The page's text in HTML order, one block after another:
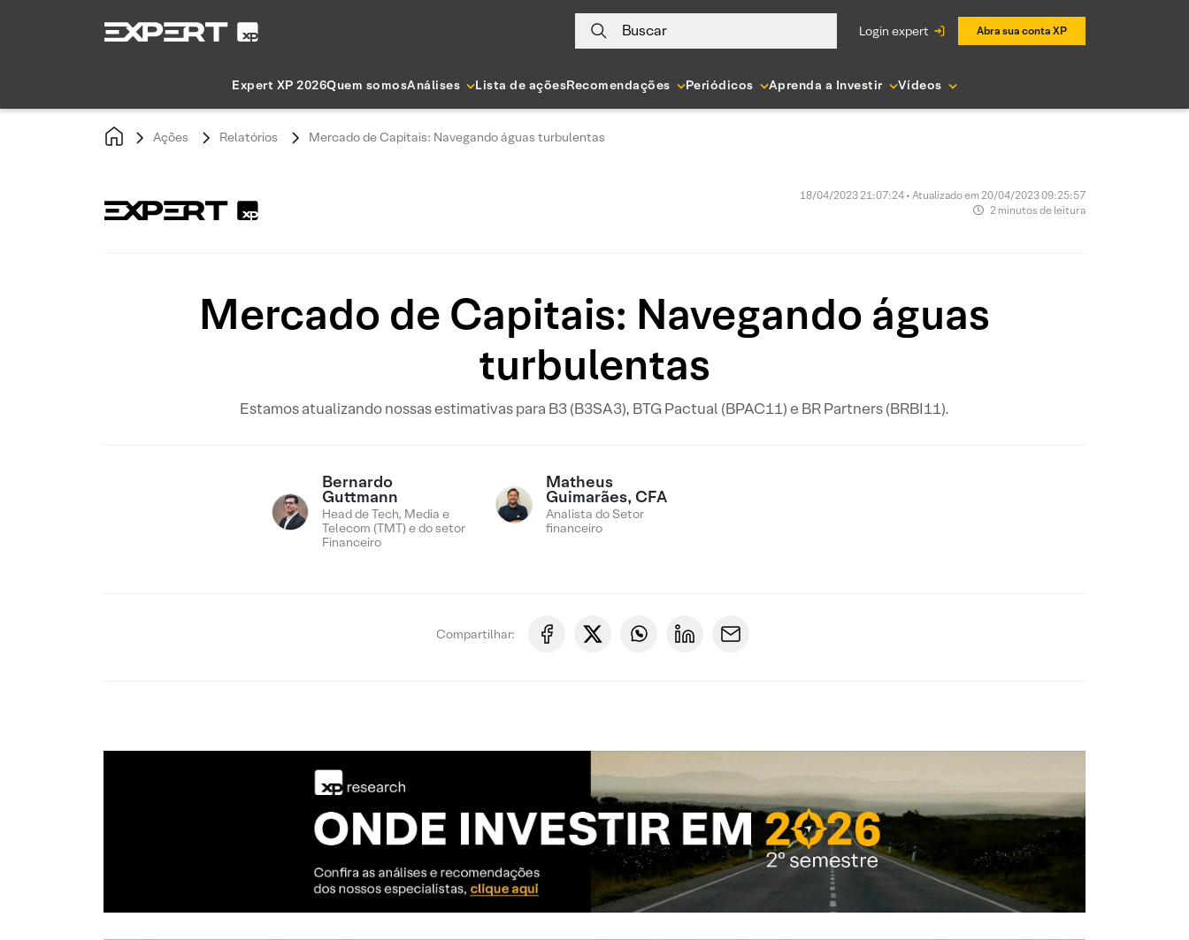
Buscar login expert Abra sua conta XP
Expert XP 2026Quem somosAnálises Lista de açõesRecomendações Periódicos Aprenda a Investir Vídeos
Ações Relatórios Mercado de Capitais: Navegando águas turbulentas
18/04/2023 21:07:24 • Atualizado em 20/04/2023 09:25:57
2 minutos de leitura
Mercado de Capitais: Navegando águas
turbulentas
Estamos atualizando nossas estimativas para B3 (B3SA3), BTG Pactual (BPAC11) e BR Partners (BRBI11).
Bernardo
Guttmann
Head de Tech, Media e
Telecom (TMT) e do setor
Financeiro
Matheus
Guimarães, CFA
Analista do Setor
financeiro
Compartilhar: